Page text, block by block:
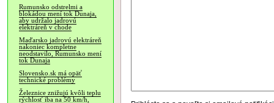
Rumunsko odstrelmi a
blokádou mení tok Dunaja,
aby udržalo jadrovú
elektráreň v chode
Maďarsko jadrovú elektráreň
nakoniec kompletne
neodstavilo, Rumunsko mení
tok Dunaja
Slovensko.sk má opäť
technické problémy
Železnice znižujú kvôli teplu
rýchlosť iba na 50 km/h,